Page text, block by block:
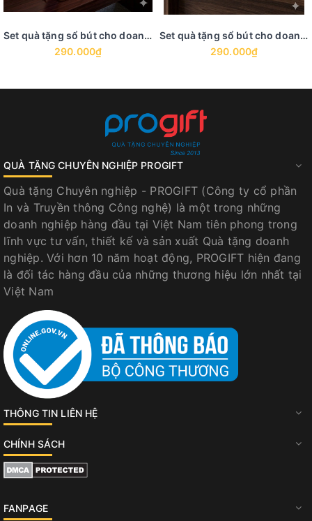
Set quà tặng sổ bút cho doanh nghiệp - GS 9
290.000₫
Set quà tặng sổ bút cho doanh nghiệp - GS 8
290.000₫
QUÀ TẶNG CHUYÊN NGHIỆP PROGIFT
Quà tặng Chuyên nghiệp - PROGIFT (Công ty cổ phần
In và Truyền thông Công nghệ) là một trong những
doanh nghiệp hàng đầu tại Việt Nam tiên phong trong
lĩnh vực tư vấn, thiết kế và sản xuất Quà tặng doanh
nghiệp. Với hơn 10 năm hoạt động, PROGIFT hiện đang
là đối tác hàng đầu của những thương hiệu lớn nhất tại
Việt Nam
THÔNG TIN LIÊN HỆ
CHÍNH SÁCH
FANPAGE